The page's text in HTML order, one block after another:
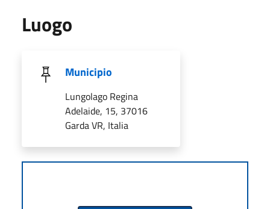
Luogo
Municipio
Lungolago Regina
Adelaide, 15, 37016
Garda VR, Italia